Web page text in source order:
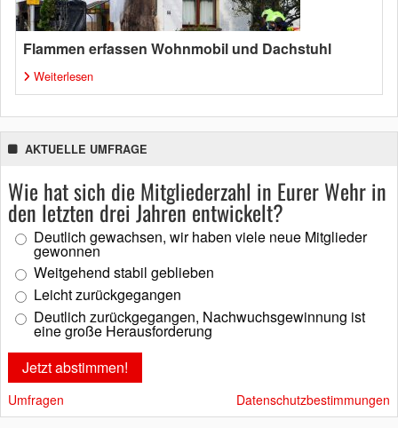
Flammen erfassen Wohnmobil und Dachstuhl
Weiterlesen
AKTUELLE UMFRAGE
Wie hat sich die Mitgliederzahl in Eurer Wehr in
den letzten drei Jahren entwickelt?
Deutlich gewachsen, wir haben viele neue Mitglieder
gewonnen
Weitgehend stabil geblieben
Leicht zurückgegangen
Deutlich zurückgegangen, Nachwuchsgewinnung ist
eine große Herausforderung
Umfragen Datenschutzbestimmungen